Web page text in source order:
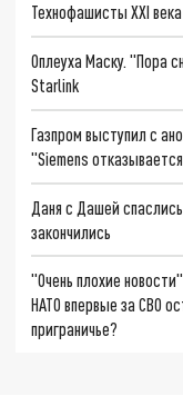
Технофашисты XXI века
Оплеуха Маску. "Пора
Starlink
Газпром выступил с
"Siemens
Даня с Дашей
закончились
"Очень плохие
НАТО впервые за СВО
приграничье?